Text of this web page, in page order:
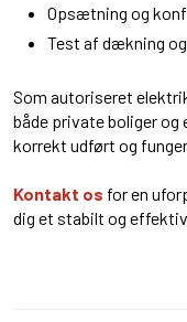
Opsætning og
Test af dækning
Som autoriseret
både private boliger og
korrekt udført og
Kontakt os for en
dig et stabilt og